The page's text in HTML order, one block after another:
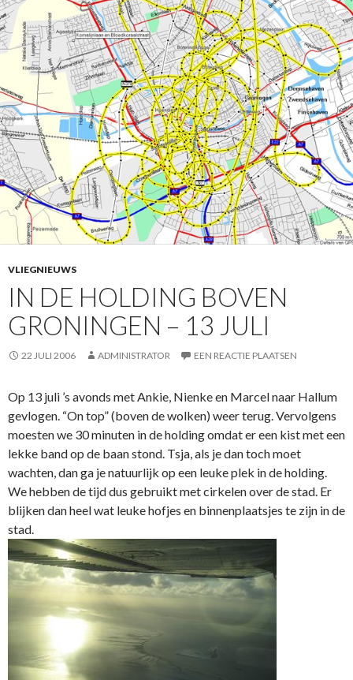
VLIEGNIEUWS
IN DE HOLDING BOVEN
GRONINGEN – 13 JULI
22 JULI 2006 ADMINISTRATOR EEN REACTIE PLAATSEN
Op 13 juli ’s avonds met Ankie, Nienke en Marcel naar Hallum
gevlogen. “On top” (boven de wolken) weer terug. Vervolgens
moesten we 30 minuten in de holding omdat er een kist met een
lekke band op de baan stond. Tsja, als je dan toch moet
wachten, dan ga je natuurlijk op een leuke plek in de holding.
We hebben de tijd dus gebruikt met cirkelen over de stad. Er
blijken dan heel wat leuke hofjes en binnenplaatsjes te zijn in de
stad.